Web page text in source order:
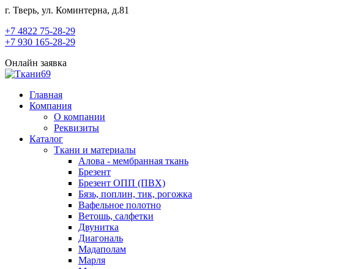
г. Тверь, ул. Коминтерна, д.81
+7 4822 75-28-29
+7 930 165-28-29
Онлайн заявка
Главная
Компания
О компании
Реквизиты
Каталог
Ткани и материалы
Алова - мембранная ткань
Брезент
Брезент ОПП (ПВХ)
Бязь, поплин, тик, рогожка
Вафельное полотно
Ветошь, салфетки
Двунитка
Диагональ
Мадаполам
Марля